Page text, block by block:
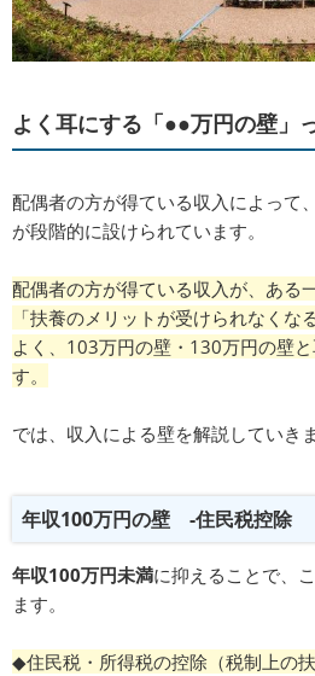
よく耳にする「●●万円の壁」
配偶者の方が得ている収入によって
が段階的に設けられています。
配偶者の方が得ている収入が、ある
「扶養のメリットが受けられなくな
よく、103万円の壁・130万円の壁
す。
では、収入による壁を解説していきま
年収100万円の壁 -住民税控除
年収100万円未満に抑えることで、
ます。
◆住民税・所得税の控除（税制上の扶